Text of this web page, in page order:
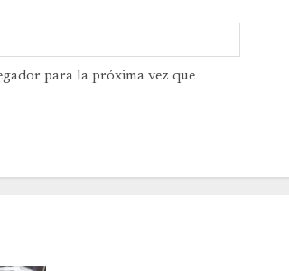
para la próxima vez que